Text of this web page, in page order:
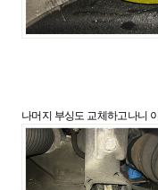
나머지 부싱도 교체하고나니